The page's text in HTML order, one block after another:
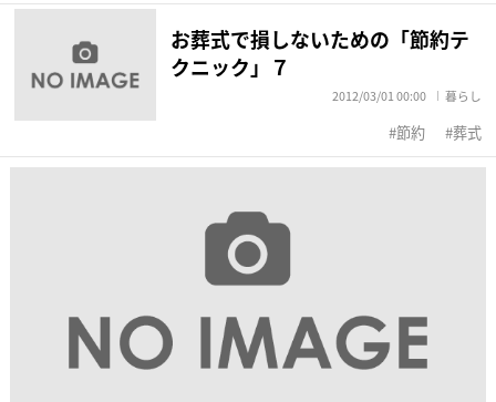
お葬式で損しないための「節約テ
クニック」７
2012/03/01 00:00 暮らし
節約 葬式